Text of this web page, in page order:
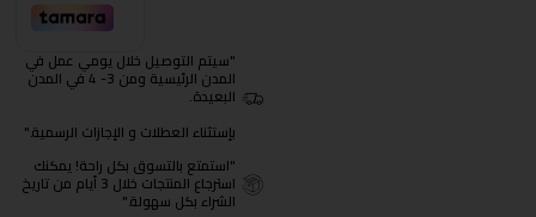
"سيتم التوصيل خلال يومي عمل في
المدن الرئيسية ومن 3- 4 في المدن
البعيدة.
بإستثناء العطلات و الإجازات الرسمية."
"استمتع بالتسوق بكل راحة! يمكنك
استرجاع المنتجات خلال 3 أيام من تاريخ
الشراء بكل سهولة."